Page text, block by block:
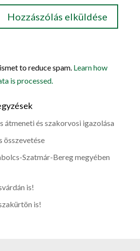
to reduce spam. Learn how
is processed.
átmeneti és szakorvosi igazolása
összevetése
Szatmár-Bereg megyében
is!
is!